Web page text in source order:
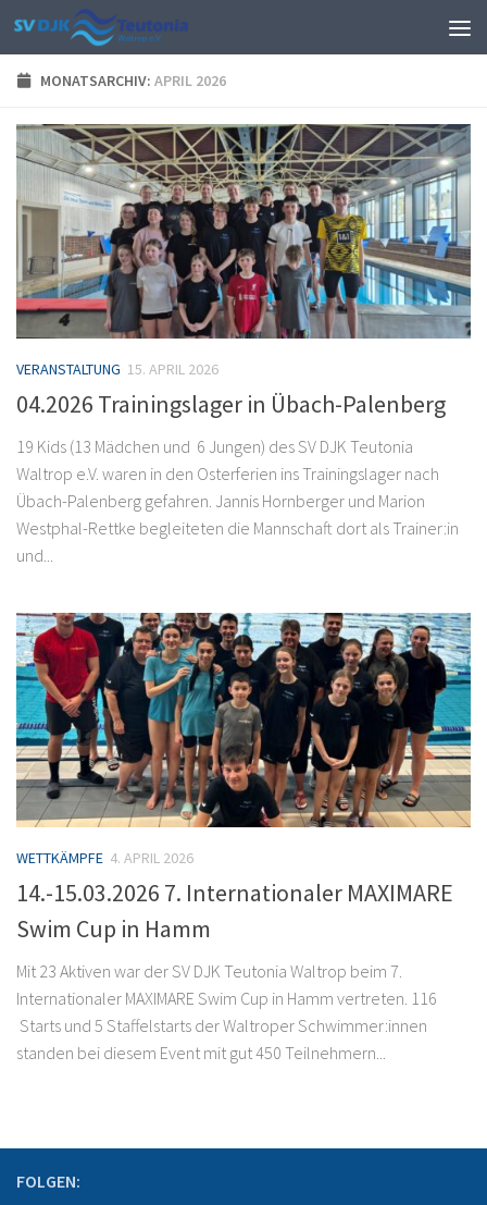
Zum Inhalt springen
MONATSARCHIV: APRIL 2026
VERANSTALTUNG 15. APRIL 2026
04.2026 Trainingslager in Übach-Palenberg
19 Kids (13 Mädchen und 6 Jungen) des SV DJK Teutonia
Waltrop e.V. waren in den Osterferien ins Trainingslager nach
Übach-Palenberg gefahren. Jannis Hornberger und Marion
Westphal-Rettke begleiteten die Mannschaft dort als Trainer:in
und...
WETTKÄMPFE 4. APRIL 2026
14.-15.03.2026 7. Internationaler MAXIMARE
Swim Cup in Hamm
Mit 23 Aktiven war der SV DJK Teutonia Waltrop beim 7.
Internationaler MAXIMARE Swim Cup in Hamm vertreten. 116
Starts und 5 Staffelstarts der Waltroper Schwimmer:innen
standen bei diesem Event mit gut 450 Teilnehmern...
FOLGEN: